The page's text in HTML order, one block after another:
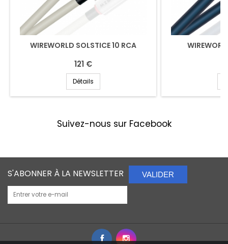
WIREWORLD SOLSTICE 10 RCA
121 €
Détails
Suivez-nous sur Facebook
S'ABONNER À LA NEWSLETTER VALIDER